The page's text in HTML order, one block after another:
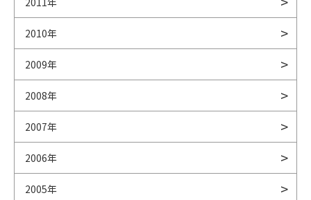
2010年
2009年
2008年
2007年
2006年
2005年